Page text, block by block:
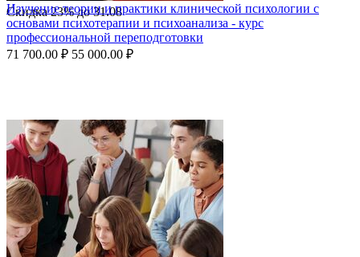
Скидка23%до31.08
Изучение теории и практики клинической психологии с
основами психотерапии и психоанализа - курс
профессиональной переподготовки
71 700.00 ₽ 55 000.00 ₽